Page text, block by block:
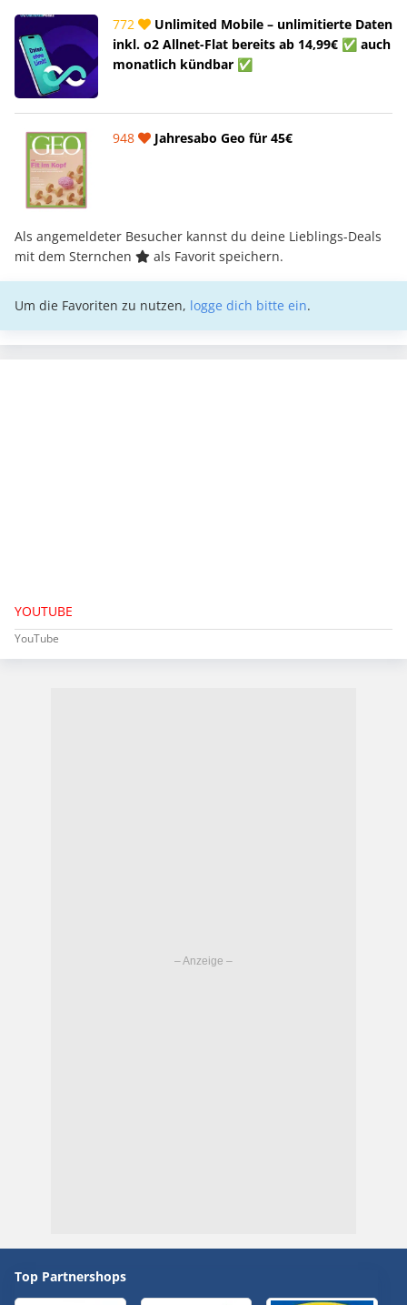
772
Unlimited Mobile – unlimitierte Daten
inkl. o2 Allnet-Flat bereits ab 14,99€ ✅ auch
monatlich kündbar ✅
948 Jahresabo Geo für 45€
Als angemeldeter Besucher kannst du deine Lieblings-Deals
mit dem Sternchen
als Favorit speichern.
Um die Favoriten zu nutzen, logge dich bitte ein.
YOUTUBE
YouTube
Top Partnershops